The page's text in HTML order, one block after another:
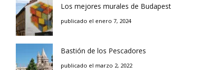
Los mejores murales de Budapest
publicado el enero 7, 2024
Bastión de los Pescadores
publicado el marzo 2, 2022